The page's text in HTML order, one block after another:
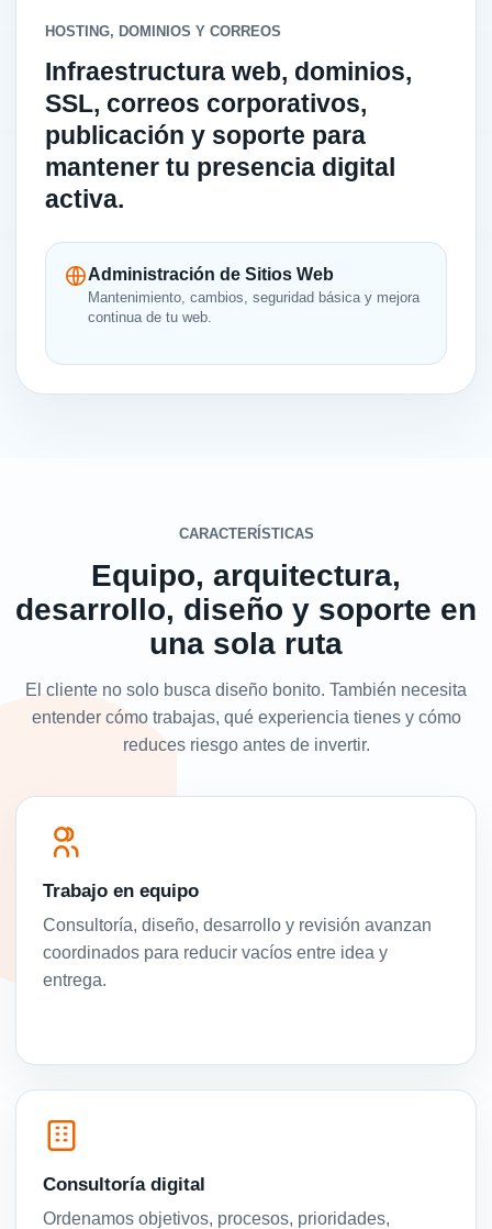
HOSTING, DOMINIOS Y CORREOS
Infraestructura web, dominios,
SSL, correos corporativos,
publicación y soporte para
mantener tu presencia digital
activa.
Administración de Sitios Web
Mantenimiento, cambios, seguridad básica y mejora
continua de tu web.
CARACTERÍSTICAS
Equipo, arquitectura,
desarrollo, diseño y soporte en
una sola ruta
El cliente no solo busca diseño bonito. También necesita
entender cómo trabajas, qué experiencia tienes y cómo
reduces riesgo antes de invertir.
Trabajo en equipo
Consultoría, diseño, desarrollo y revisión avanzan
coordinados para reducir vacíos entre idea y
entrega.
Consultoría digital
Ordenamos objetivos, procesos, prioridades,